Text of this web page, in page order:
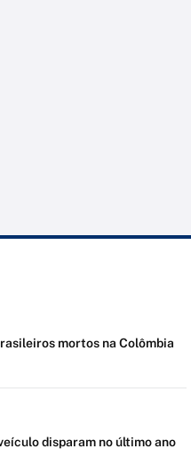
mortos na Colômbia
disparam no último ano